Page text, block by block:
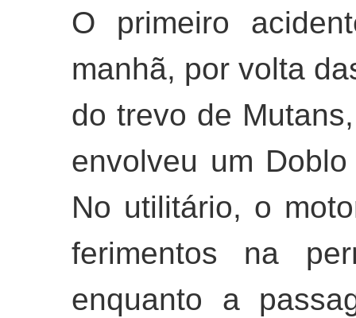
O primeiro
manhã, por volta
do trevo de
envolveu um
No utilitário, o
ferimentos na
enquanto a